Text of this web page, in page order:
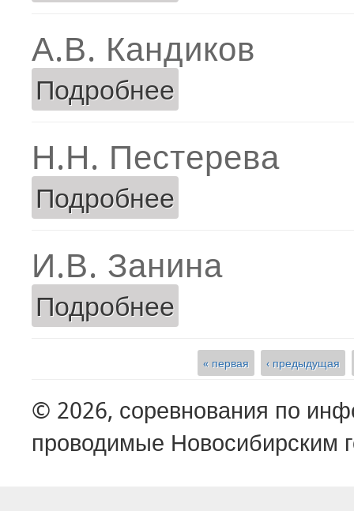
А.В. Кандиков
Подробнее
Н.Н. Пестерева
Подробнее
И.В. Занина
Подробнее
« первая ‹ предыдущая
© 2026, соревнования по
проводимые Новосибирским